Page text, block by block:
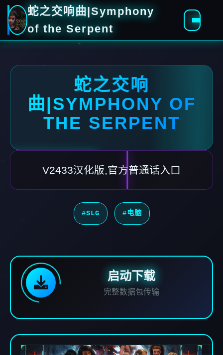
蛇之交响曲|Symphony
of the Serpent
蛇之交响
曲|SYMPHONY OF
THE SERPENT
V2433汉化版,官方普通话入口
#SLG #电脑
启动下载
完整数据包传输